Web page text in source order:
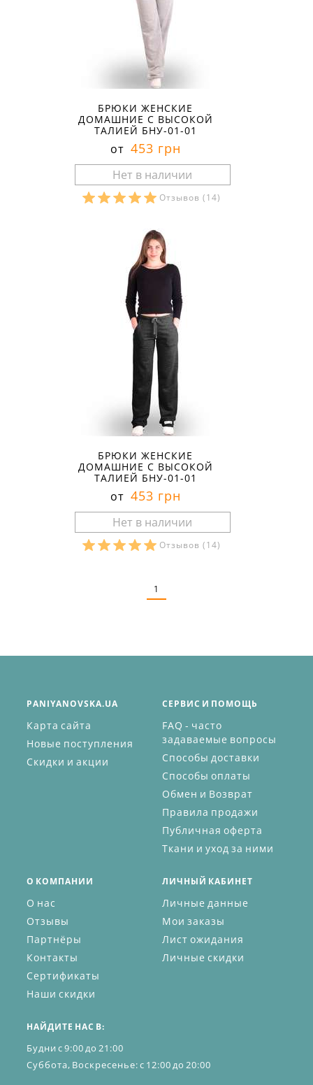
БРЮКИ ЖЕНСКИЕ
ДОМАШНИЕ С ВЫСОКОЙ
ТАЛИЕЙ БНУ-01-01
от 453 грн
Отзывов (14)
БРЮКИ ЖЕНСКИЕ
ДОМАШНИЕ С ВЫСОКОЙ
ТАЛИЕЙ БНУ-01-01
от 453 грн
Отзывов (14)
1
PANIYANOVSKA.UA
Карта сайта
Новые поступления
Скидки и акции
СЕРВИС И ПОМОЩЬ
FAQ - часто
задаваемые вопросы
Способы доставки
Способы оплаты
Обмен и Возврат
Правила продажи
Публичная оферта
Ткани и уход за ними
О КОМПАНИИ
О нас
Отзывы
Партнёры
Контакты
Сертификаты
Наши скидки
ЛИЧНЫЙ КАБИНЕТ
Личные данные
Мои заказы
Лист ожидания
Личные скидки
НАЙДИТЕ НАС В:
Будни с 9:00 до 21:00
Суббота, Воскресенье: с 12:00 до 20:00